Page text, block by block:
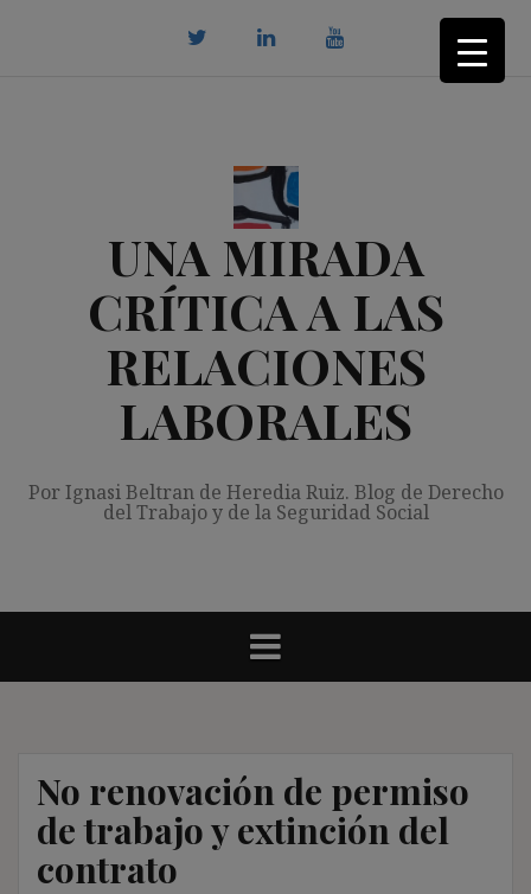
UNA MIRADA
CRÍTICA A LAS
RELACIONES
LABORALES
Por Ignasi Beltran de Heredia Ruiz. Blog de Derecho
del Trabajo y de la Seguridad Social
No renovación de permiso
de trabajo y extinción del
contrato